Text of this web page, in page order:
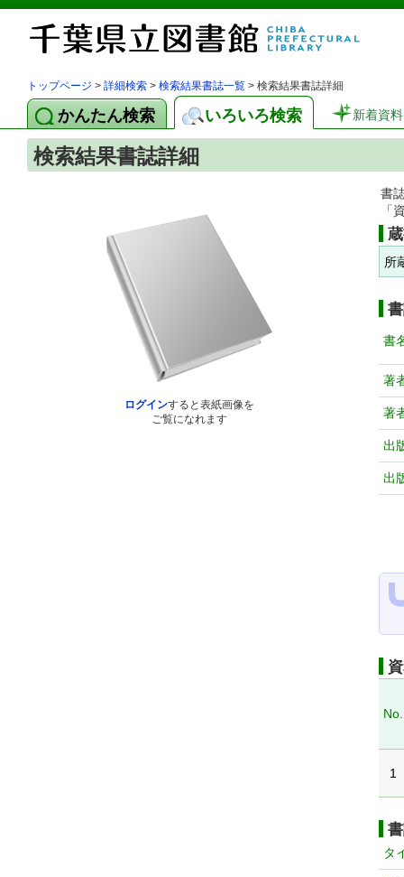
トップページ > 詳細検索 > 検索結果書誌一覧 > 検索結果書誌詳細
かんたん検索 いろいろ検索 新着資料
検索結果書誌詳細
ログインすると表紙画像を
ご覧になれます
書
「
所
書
著
著
出
出
No.
1
タ